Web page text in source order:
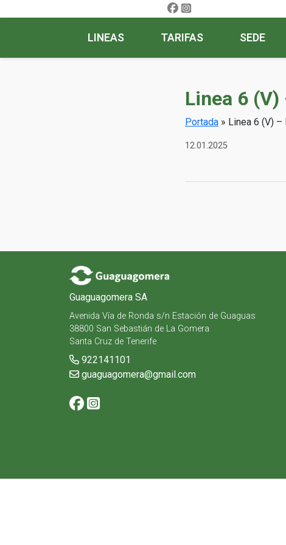
LINEAS TARIFAS SEDE
Linea 6
Portada » Linea 6 (V) –
12.01.2025
Guaguagomera SA
Avenida Vía de Ronda s/n Estación de Guaguas
38800 San Sebastián de La Gomera
Santa Cruz de Tenerife
922141101
guaguagomera@gmail.com